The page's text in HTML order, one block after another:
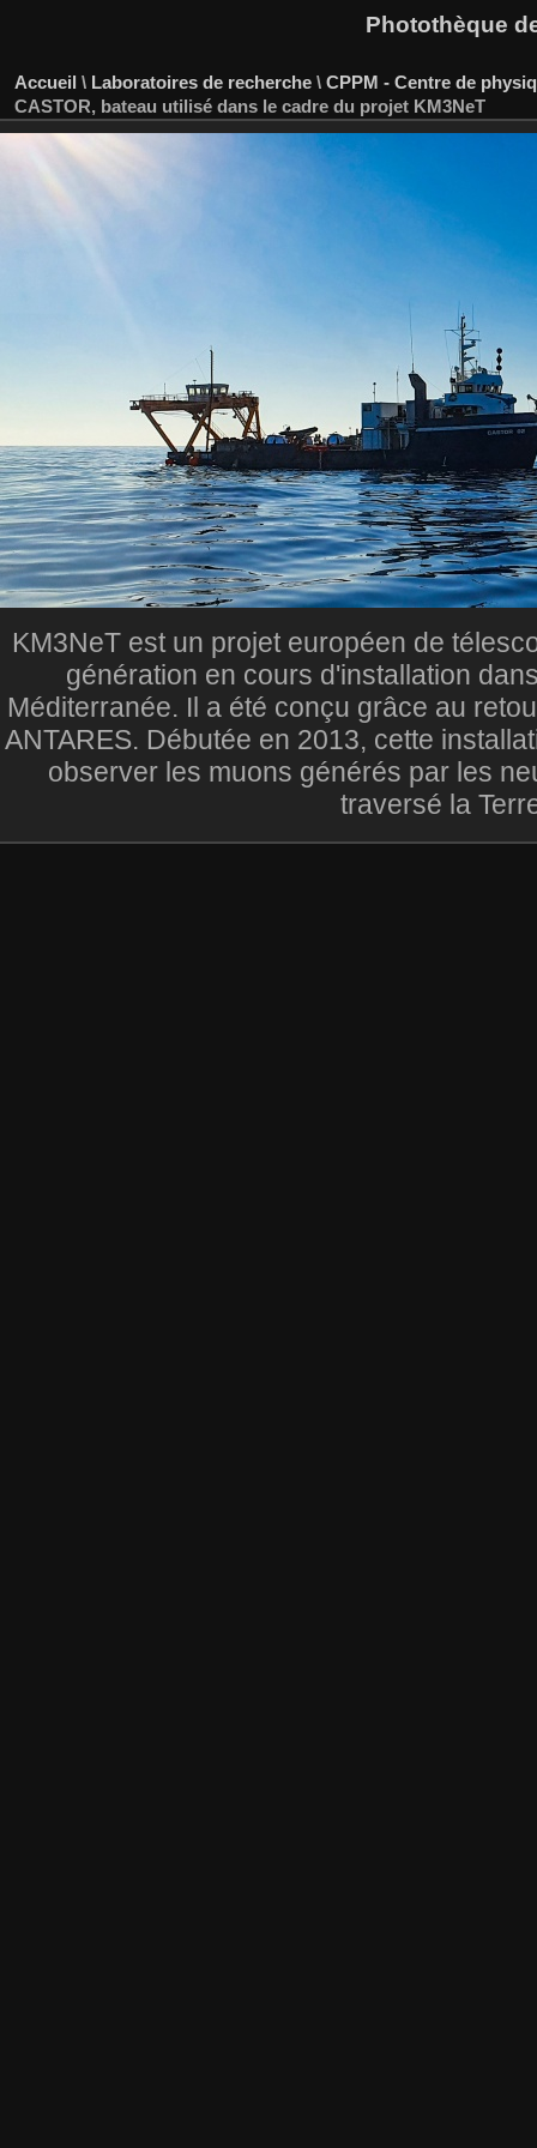
Photothèque
Accueil \ Laboratoires de recherche \ CPPM - Centre de
CASTOR, bateau utilisé dans le cadre du projet KM3NeT
KM3NeT est un projet européen de
génération en cours d'installation
Méditerranée. Il a été conçu grâce au
ANTARES. Débutée en 2013, cette
observer les muons générés par les
traversé la